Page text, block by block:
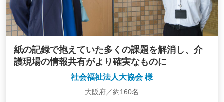
紙の記録で抱えていた多くの課題を解消し、介
護現場の情報共有がより確実なものに
社会福祉法人大協会 様
大阪府／約160名